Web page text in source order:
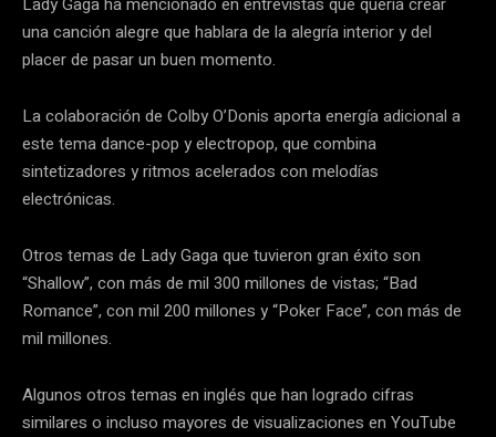
una canción alegre que hablara de la alegría interior y del
placer de pasar un buen momento.
La colaboración de Colby O’Donis aporta energía adicional a
este tema dance-pop y electropop, que combina
sintetizadores y ritmos acelerados con melodías
electrónicas.
Otros temas de Lady Gaga que tuvieron gran éxito son
“Shallow”, con más de mil 300 millones de vistas; “Bad
Romance”, con mil 200 millones y “Poker Face”, con más de
mil millones.
Algunos otros temas en inglés que han logrado cifras
similares o incluso mayores de visualizaciones en YouTube